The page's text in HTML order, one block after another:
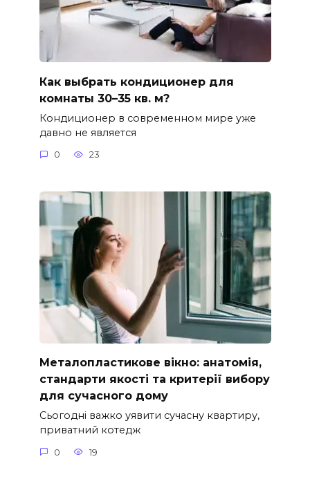
Как выбрать кондиционер для
комнаты 30–35 кв. м?
Кондиционер в современном мире уже
давно не является
0 23
Металопластикове вікно: анатомія,
стандарти якості та критерії вибору
для сучасного дому
Сьогодні важко уявити сучасну квартиру,
приватний котедж
0 19